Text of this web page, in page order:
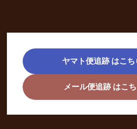
ヤマト便追跡 はこち
メール便追跡 はこ